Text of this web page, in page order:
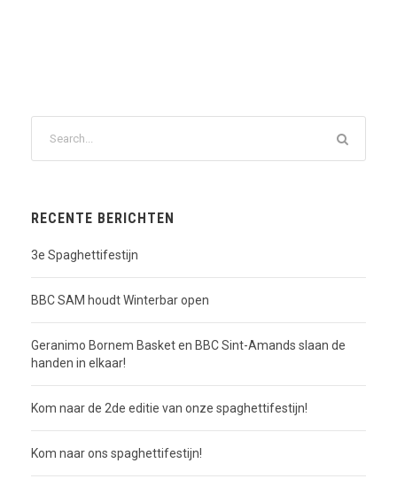
RECENTE BERICHTEN
3e Spaghettifestijn
BBC SAM houdt Winterbar open
Geranimo Bornem Basket en BBC Sint-Amands slaan de
handen in elkaar!
Kom naar de 2de editie van onze spaghettifestijn!
Kom naar ons spaghettifestijn!